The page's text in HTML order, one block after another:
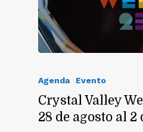
Agenda Evento
Crystal Valley
28 de agosto al